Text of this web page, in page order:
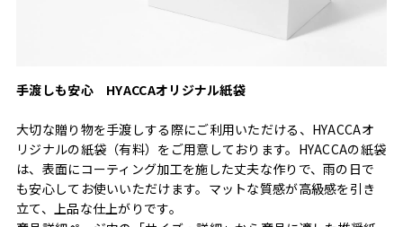
手渡しも安心 HYACCAオリジナル紙袋
大切な贈り物を手渡しする際にご利用いただける、HYACCAオ
リジナルの紙袋（有料）をご用意しております。HYACCAの紙袋
は、表面にコーティング加工を施した丈夫な作りで、雨の日で
も安心してお使いいただけます。マットな質感が高級感を引き
立て、上品な仕上がりです。